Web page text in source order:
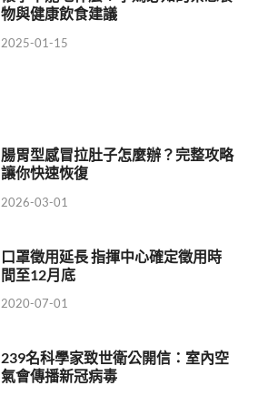
物與健康飲食建議
2025-01-15
腸胃型感冒拉肚子怎麼辦？完整攻略
讓你快速恢復
2026-03-01
口罩徵用延長 指揮中心確定徵用時
間至12月底
2020-07-01
239名科學家致世衛公開信：室內空
氣會傳播新冠病毒